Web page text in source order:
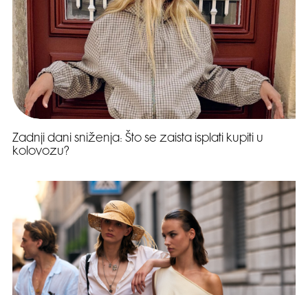
Zadnji dani sniženja: Što se zaista isplati kupiti u
kolovozu?